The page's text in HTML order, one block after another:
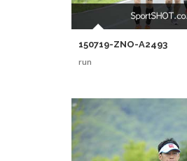
150719-ZNO-A2493
run